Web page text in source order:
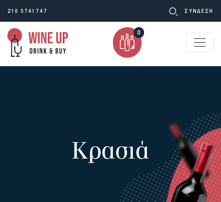
210 5741747 ΣΥΝΔΕΣΗ
0
Κρασιά